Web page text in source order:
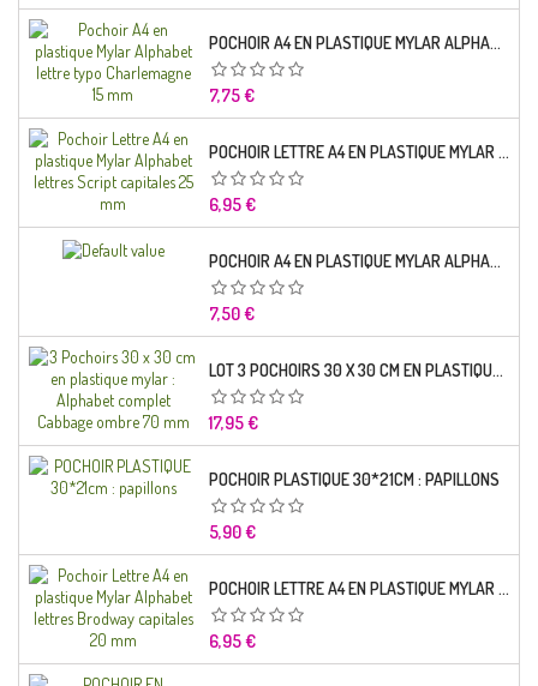
POCHOIR A4 EN PLASTIQUE MYLAR ALPHABET LETTRE TYPO RAVIE 30 MM
Prix
7,75 €
POCHOIR LETTRE A4 EN PLASTIQUE MYLAR ALPHABET LETTRES SCRIPT CAPITALES 25 MM
Prix
6,95 €
POCHOIR A4 EN PLASTIQUE MYLAR ALPHABET LETTRE TYPO SCIENCE 35 MM
Prix
7,50 €
LOT 3 POCHOIRS 30 X 30 CM EN PLASTIQUE MYLAR : ALPHABET COMPLET CABBAGE OMBRE 70 MM
Prix
17,95 €
POCHOIR PLASTIQUE 30*21CM : PAPILLONS
Prix
5,90 €
POCHOIR LETTRE A4 EN PLASTIQUE MYLAR ALPHABET LETTRES BRODWAY CAPITALES 20 MM
Prix
6,95 €